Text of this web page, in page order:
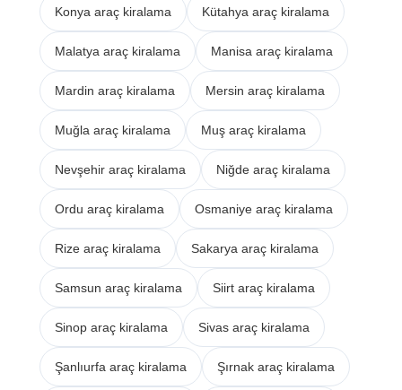
Konya araç kiralama Kütahya araç kiralama
Malatya araç kiralama Manisa araç kiralama
Mardin araç kiralama Mersin araç kiralama
Muğla araç kiralama Muş araç kiralama
Nevşehir araç kiralama Niğde araç kiralama
Ordu araç kiralama Osmaniye araç kiralama
Rize araç kiralama Sakarya araç kiralama
Samsun araç kiralama Siirt araç kiralama
Sinop araç kiralama Sivas araç kiralama
Şanlıurfa araç kiralama Şırnak araç kiralama